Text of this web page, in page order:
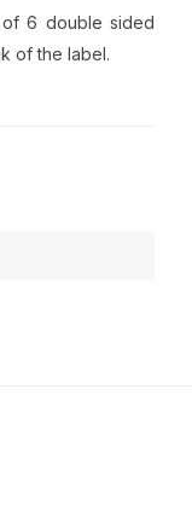
of 6 double sided
of the label.